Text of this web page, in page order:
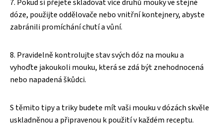
7. Pokud si přejete skladovat více druhů mouky ve stejné
dóze, použijte oddělovače nebo vnitřní kontejnery, abyste
zabránili promíchání chutí a vůní.
8. Pravidelně kontrolujte stav svých dóz na mouku a
vyhoďte jakoukoli mouku, která se zdá být znehodnocená
nebo napadená škůdci.
S těmito tipy a triky budete mít vaši mouku v dózách skvěle
uskladněnou a připravenou k použití v každém receptu.